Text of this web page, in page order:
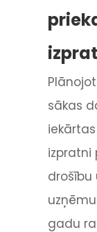
sākas
izpratni
drošību
gadu